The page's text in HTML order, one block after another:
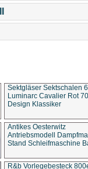
Sektgläser Sektschalen
Luminarc Cavalier Rot
Design Klassiker
Antikes Oesterwitz
Antriebsmodell
Stand Schleifmaschine
R&b Vorlegebesteck